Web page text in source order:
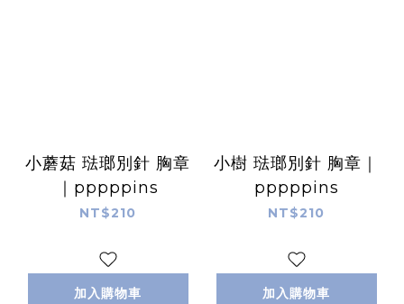
小蘑菇 琺瑯別針 胸章
｜pppppins
NT$210
加入購物車
小樹 琺瑯別針 胸章｜
pppppins
NT$210
加入購物車